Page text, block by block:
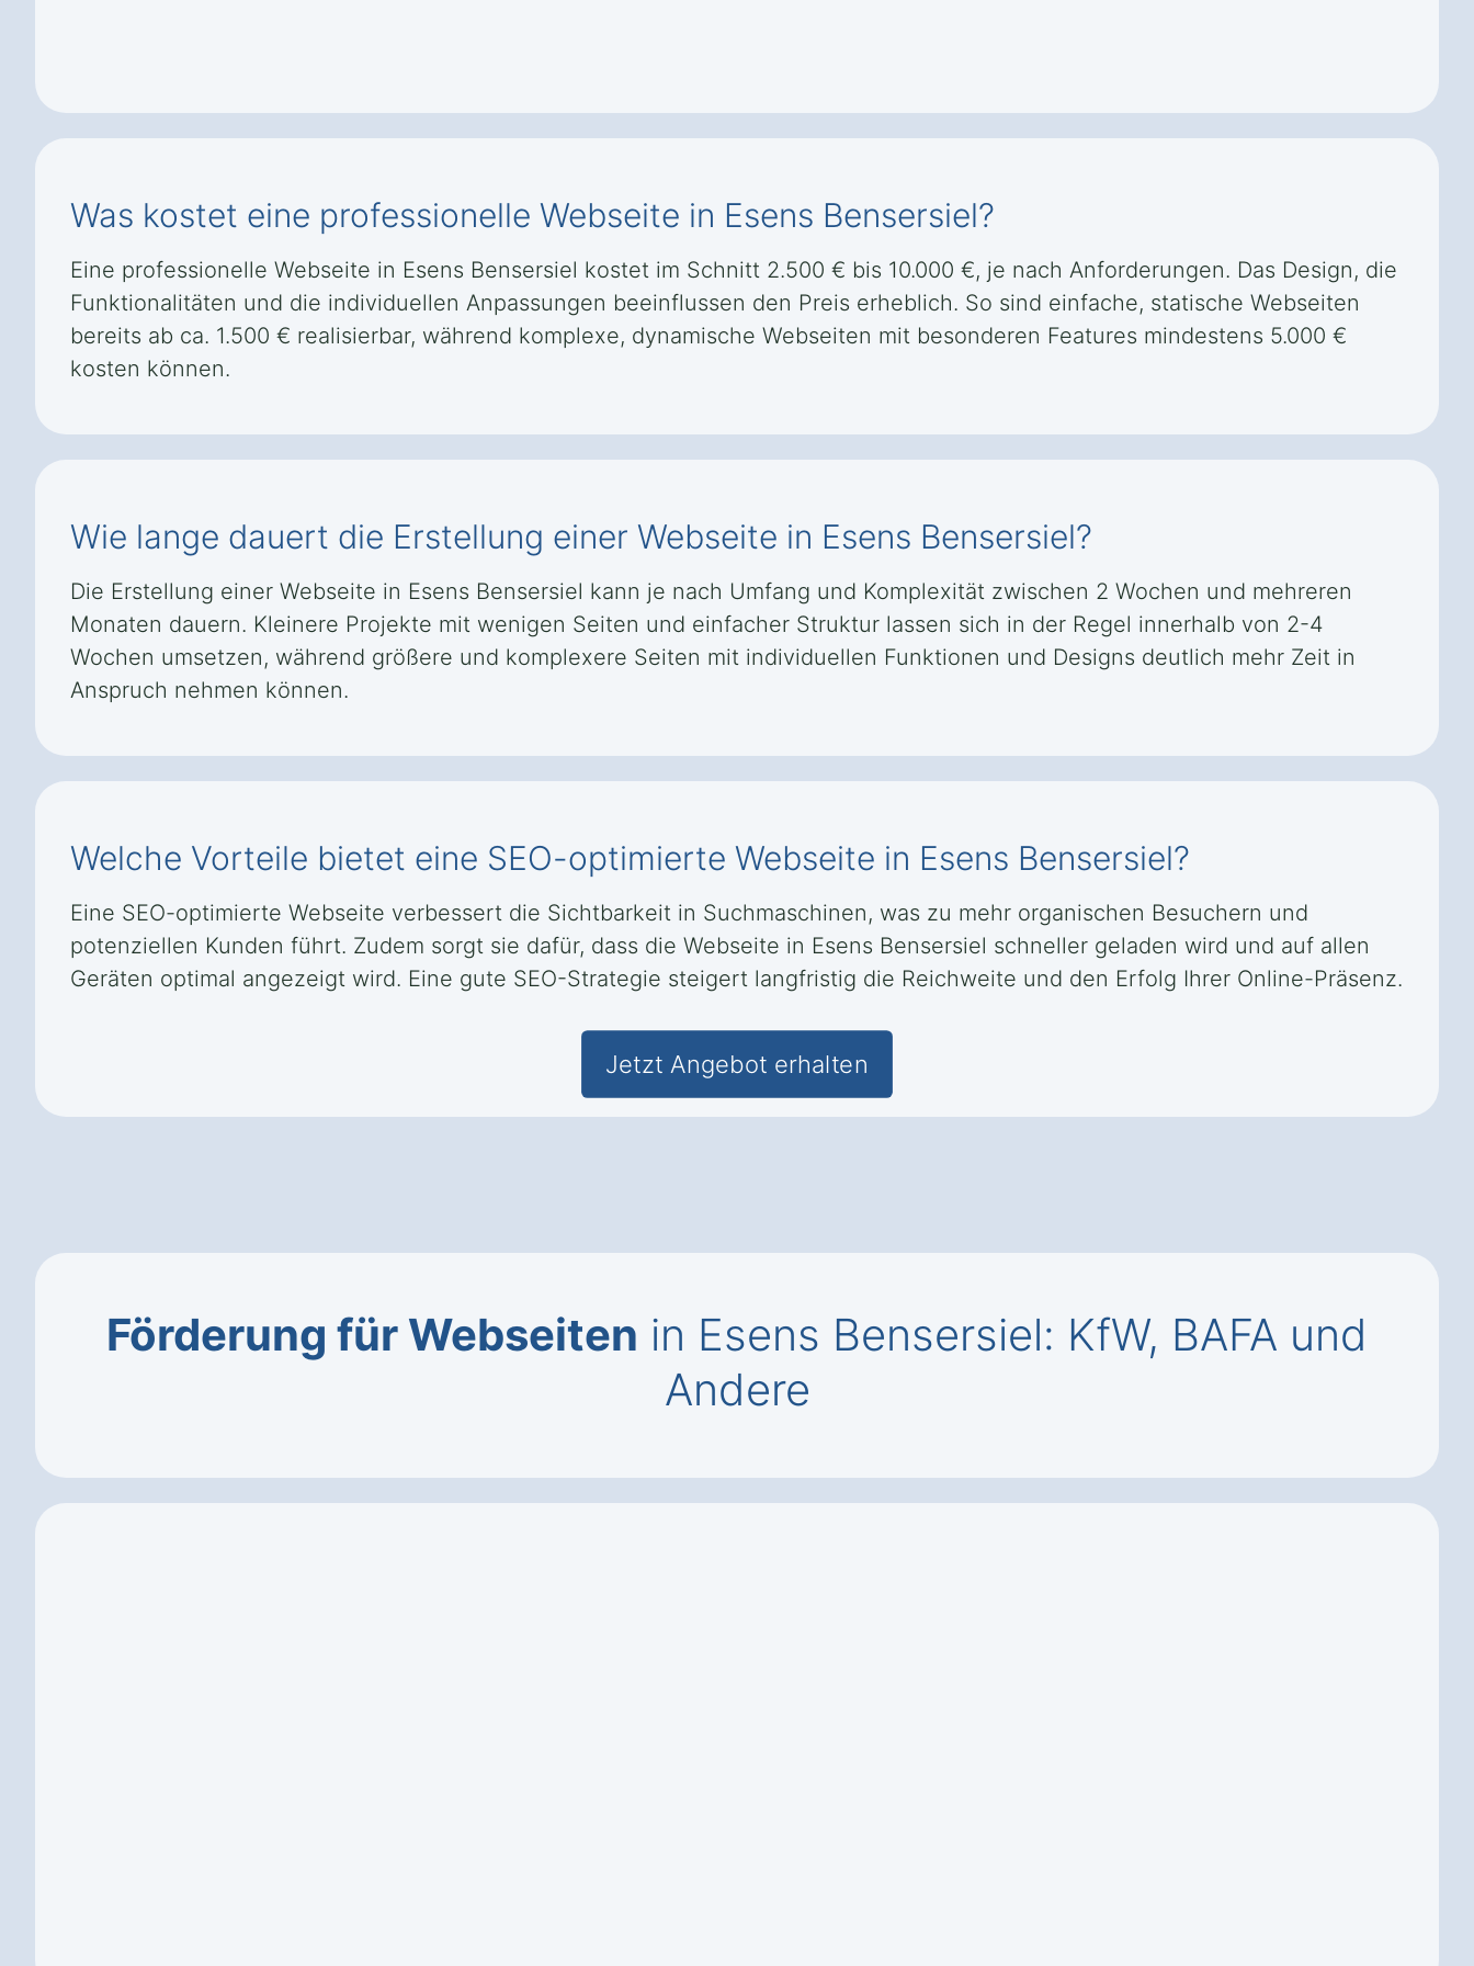
Was kostet eine professionelle Webseite in Esens Bensersiel?
Eine professionelle Webseite in Esens Bensersiel kostet im Schnitt 2.500 € bis 10.000 €, je nach Anforderungen. Das Design, die
Funktionalitäten und die individuellen Anpassungen beeinflussen den Preis erheblich. So sind einfache, statische Webseiten
bereits ab ca. 1.500 € realisierbar, während komplexe, dynamische Webseiten mit besonderen Features mindestens 5.000 €
kosten können.
Wie lange dauert die Erstellung einer Webseite in Esens Bensersiel?
Die Erstellung einer Webseite in Esens Bensersiel kann je nach Umfang und Komplexität zwischen 2 Wochen und mehreren
Monaten dauern. Kleinere Projekte mit wenigen Seiten und einfacher Struktur lassen sich in der Regel innerhalb von 2-4
Wochen umsetzen, während größere und komplexere Seiten mit individuellen Funktionen und Designs deutlich mehr Zeit in
Anspruch nehmen können.
Welche Vorteile bietet eine SEO-optimierte Webseite in Esens Bensersiel?
Eine SEO-optimierte Webseite verbessert die Sichtbarkeit in Suchmaschinen, was zu mehr organischen Besuchern und
potenziellen Kunden führt. Zudem sorgt sie dafür, dass die Webseite in Esens Bensersiel schneller geladen wird und auf allen
Geräten optimal angezeigt wird. Eine gute SEO-Strategie steigert langfristig die Reichweite und den Erfolg Ihrer Online-Präsenz.
Jetzt Angebot erhalten
Förderung für Webseiten in Esens Bensersiel: KfW, BAFA und
Andere